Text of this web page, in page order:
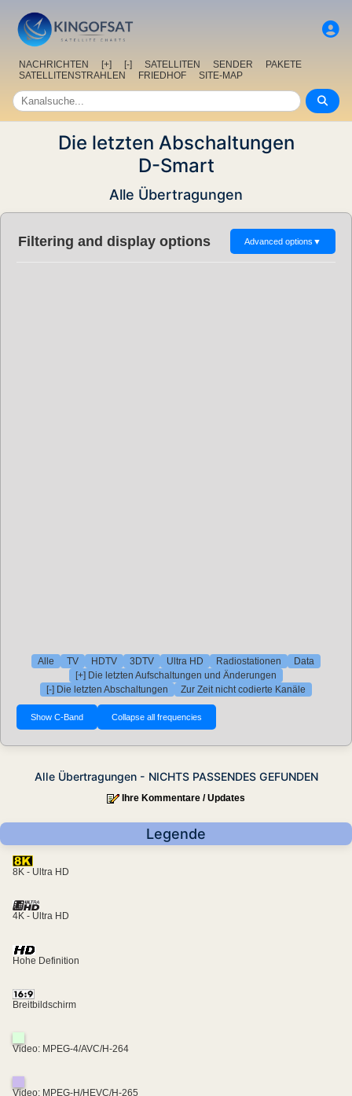
NACHRICHTEN [+] [-] SATELLITEN SENDER
PAKETE
SATELLITENSTRAHLEN
FRIEDHOF SITE-MAP
Die letzten Abschaltungen
D-Smart
Alle Übertragungen
Filtering and display options Advanced options ▼
Alle TV HDTV 3DTV Ultra HD Radiostationen
Data
[+] Die letzten Aufschaltungen und Änderungen
[-] Die letzten Abschaltungen
Zur Zeit nicht codierte Kanäle
Alle Übertragungen - NICHTS PASSENDES GEFUNDEN
Ihre Kommentare / Updates
Legende
8K - Ultra HD
4K - Ultra HD
Hohe Definition
Breitbildschirm
Video: MPEG-4/AVC/H-264
Video: MPEG-H/HEVC/H-265